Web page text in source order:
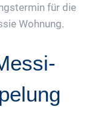
für die
Wohnung.